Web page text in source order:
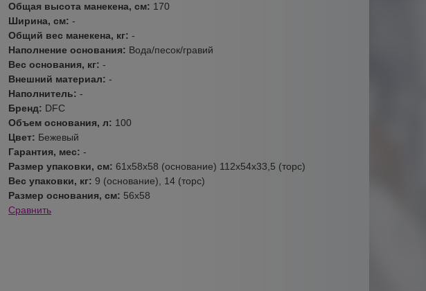
Общая высота манекена, см: 170
Ширина, см: -
Общий вес манекена, кг: -
Наполнение основания: Вода/песок/гравий
Вес основания, кг: -
Внешний материал: -
Наполнитель: -
Бренд: DFC
Объем основания, л: 100
Цвет: Бежевый
Гарантия, мес: -
Размер упаковки, см: 61х58х58 (основание) 112х54х33,5 (торс)
Вес упаковки, кг: 9 (основание), 14 (торс)
Размер основания, см: 56х58
Сравнить